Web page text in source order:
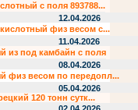
с поля 893788...
12.04.2026
физ весом с...
11.04.2026
из под камбайн с поля
08.04.2026
физ весом по передопл...
05.04.2026
120 тонн сутк...